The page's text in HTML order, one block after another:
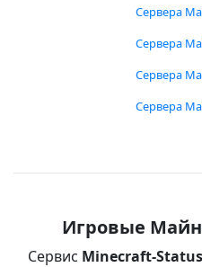
Сервера
Сервера
Сервера
Сервера
Игровые
Сервис Minecraft-